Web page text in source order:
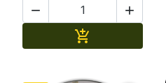
 
